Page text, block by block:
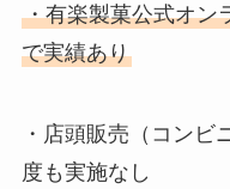
・有楽製菓公式オ
で実績あり
・店頭販売（コン
度も実施なし